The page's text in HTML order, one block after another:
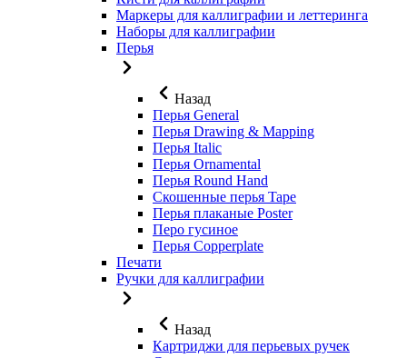
Маркеры для каллиграфии и леттеринга
Наборы для каллиграфии
Перья
Назад
Перья General
Перья Drawing & Mapping
Перья Italic
Перья Ornamental
Перья Round Hand
Скошенные перья Tape
Перья плаканые Poster
Перо гусиное
Перья Copperplate
Печати
Ручки для каллиграфии
Назад
Картриджи для перьевых ручек